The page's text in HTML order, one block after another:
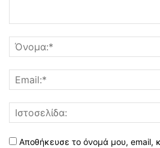
Αποθήκευσε το όνομά μου, email,